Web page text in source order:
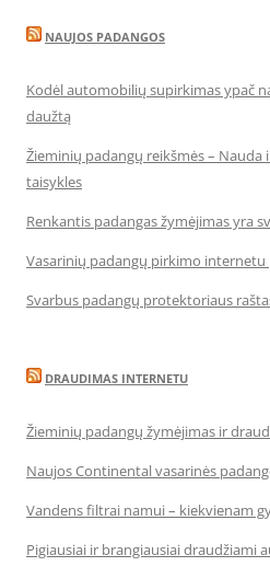
NAUJOS PADANGOS
Kodėl automobilių supirkimas ypač
daužtą
Žieminių padangų reikšmės – Nauda
taisykles
Renkantis padangas žymėjimas yra
Vasarinių padangų pirkimo
Svarbus padangų protektoriaus
DRAUDIMAS INTERNETU
Žieminių padangų žymėjimas ir
Naujos Continental vasarinės
Vandens filtrai namui – kiekvienam
Pigiausiai ir brangiausiai draudžiami